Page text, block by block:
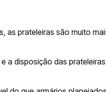
as prateleiras são muito
a disposição das